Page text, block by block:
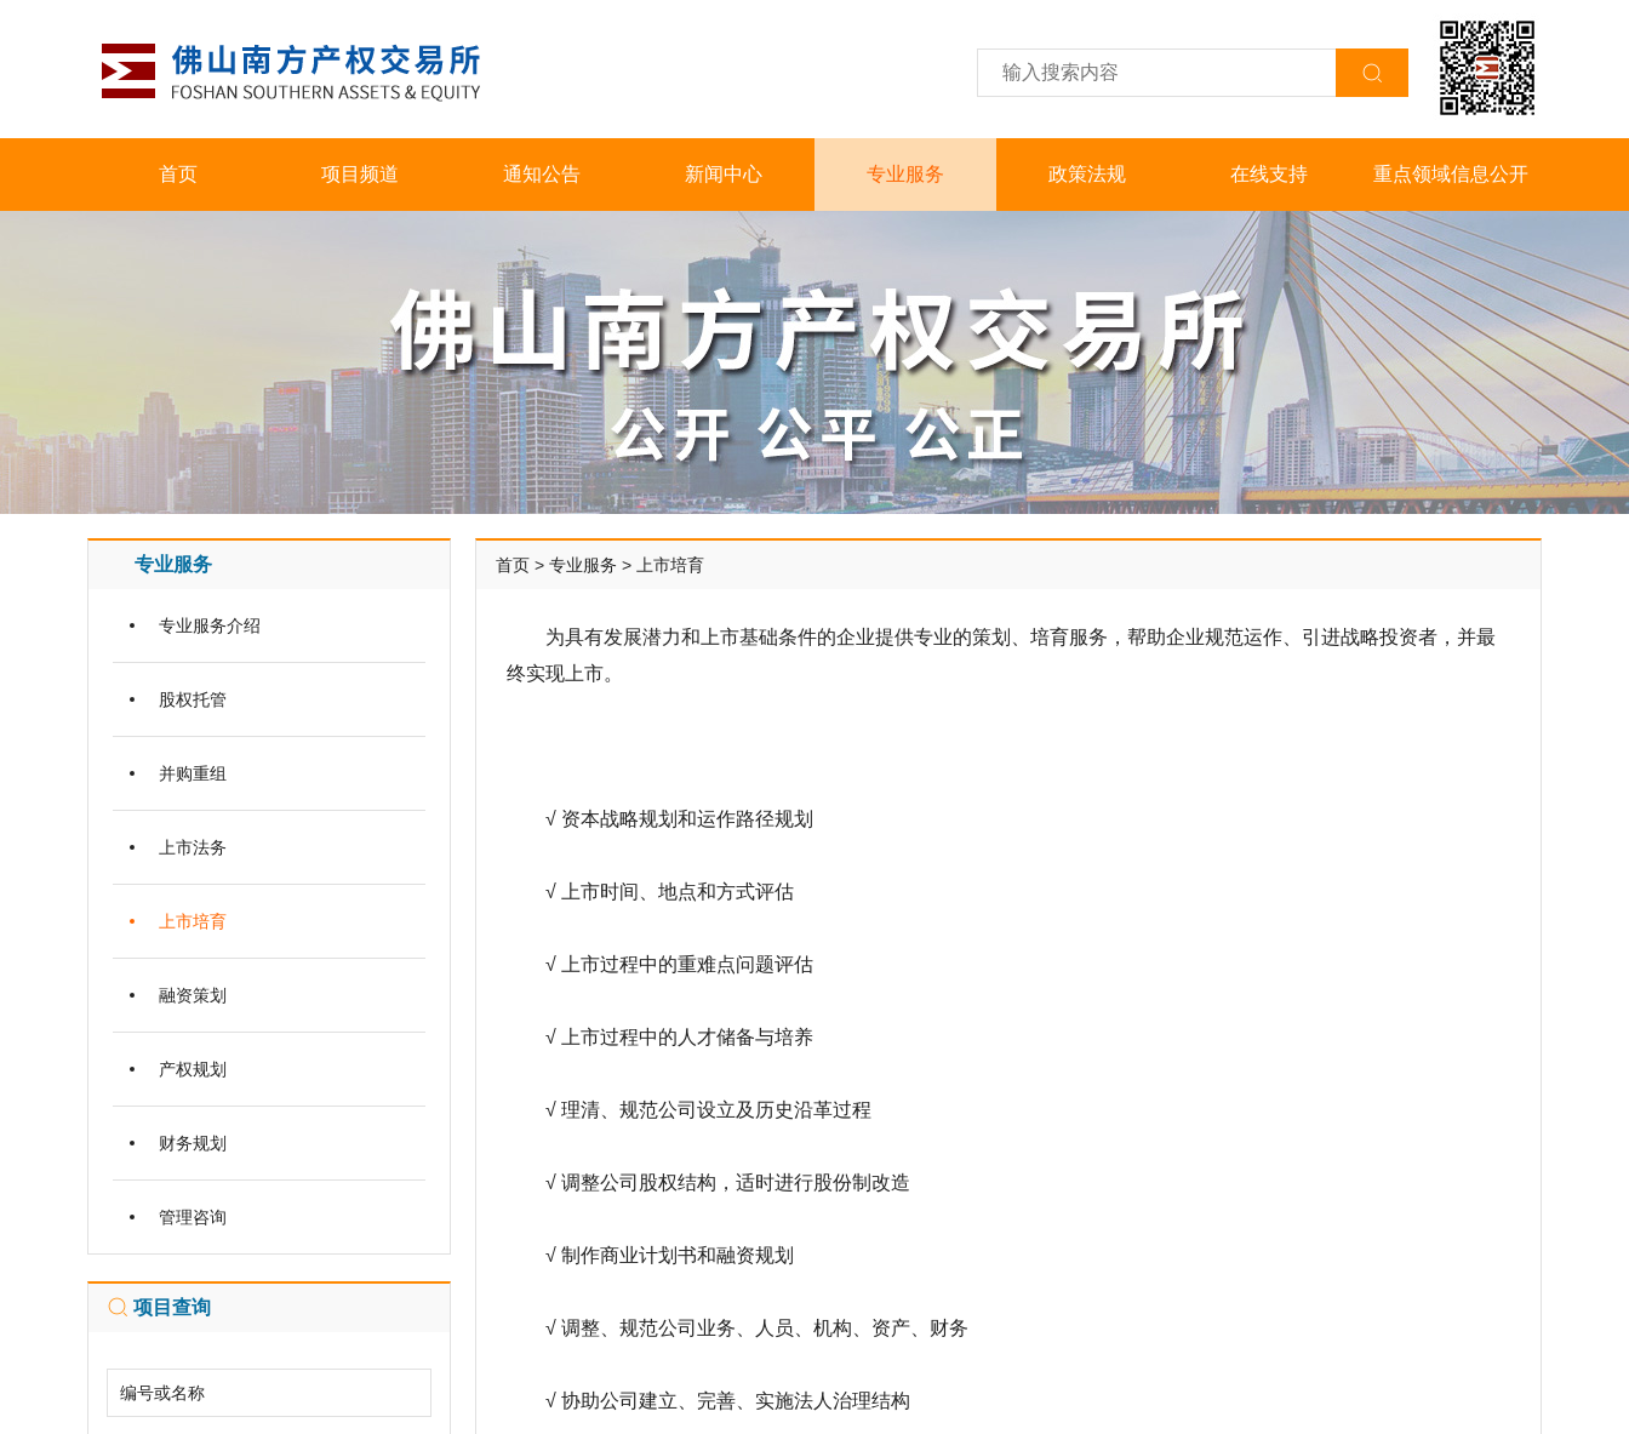
首页 项目频道 通知公告 新闻中心 专业服务 政策法规 在线支持 重点领域信息公开
专业服务
专业服务介绍
股权托管
并购重组
上市法务
上市培育
融资策划
产权规划
财务规划
管理咨询
项目查询
编号或名称
首页 > 专业服务 > 上市培育
为具有发展潜力和上市基础条件的企业提供专业的策划、培育服务，帮助企业规范运作、引进战略投资者，并最
终实现上市。
√ 资本战略规划和运作路径规划
√ 上市时间、地点和方式评估
√ 上市过程中的重难点问题评估
√ 上市过程中的人才储备与培养
√ 理清、规范公司设立及历史沿革过程
√ 调整公司股权结构，适时进行股份制改造
√ 制作商业计划书和融资规划
√ 调整、规范公司业务、人员、机构、资产、财务
√ 协助公司建立、完善、实施法人治理结构